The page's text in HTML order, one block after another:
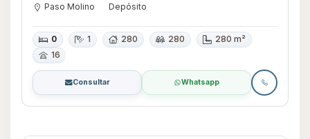
Paso Molino Depósito
0 1 280 280
280 m²
16
Consultar Whatsapp